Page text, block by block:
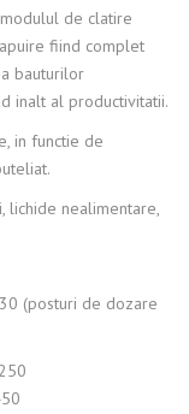
de clatire
fiind complet
bauturilor
inalt al productivitatii.
in functie de
lichide nealimentare,
(posturi de dozare